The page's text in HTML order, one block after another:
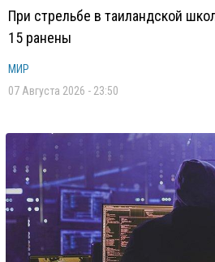
При стрельбе в таиландской
15 ранены
МИР
07 Августа 2026 - 23:50